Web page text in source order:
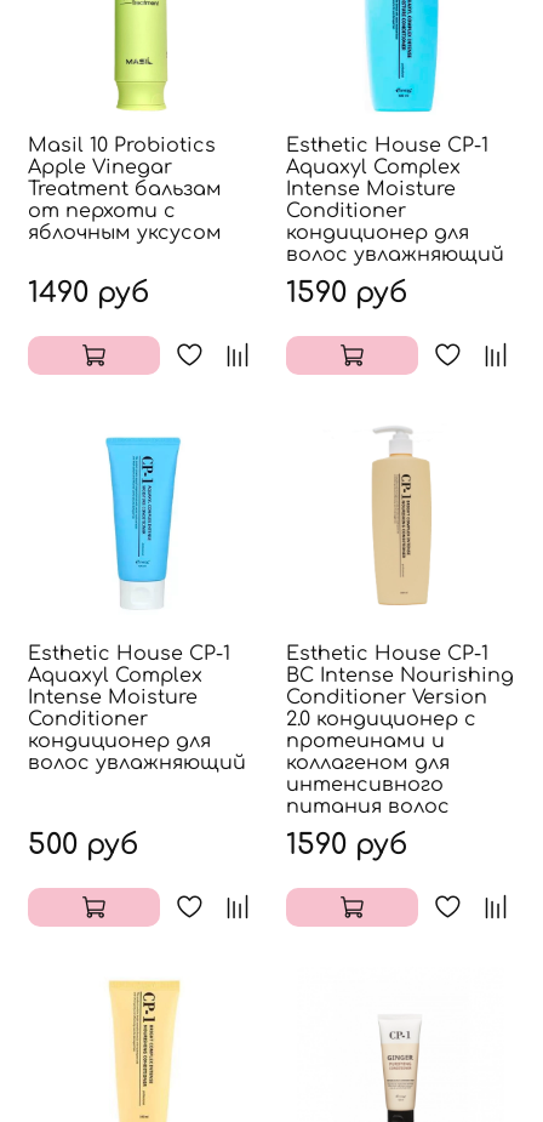
Masil 10 Probiotics
Apple Vinegar
Treatment бальзам
от перхоти с
яблочным уксусом
1490 руб
Esthetic House CP-1
Aquaxyl Complex
Intense Moisture
Conditioner
кондиционер для
волос увлажняющий
1590 руб
Esthetic House CP-1
Aquaxyl Complex
Intense Moisture
Conditioner
кондиционер для
волос увлажняющий
500 руб
Esthetic House CP-1
BС Intense Nourishing
Conditioner Version
2.0 кондиционер с
протеинами и
коллагеном для
интенсивного
питания волос
1590 руб